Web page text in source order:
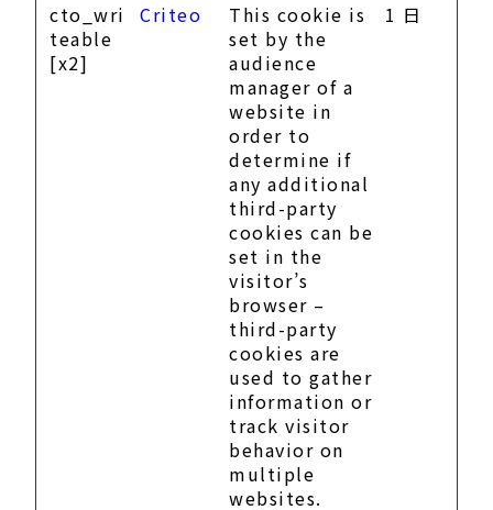
cto_wri
teable
[x2]
Criteo
This cookie is
set by the
audience
manager of a
website in
order to
determine if
any additional
third-party
cookies can be
set in the
visitor’s
browser –
third-party
cookies are
used to gather
information or
track visitor
behavior on
multiple
websites.
1 日